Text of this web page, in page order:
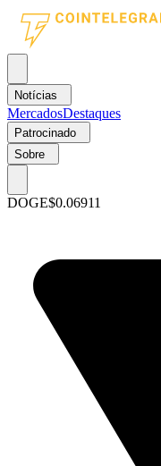
Notícias
MercadosDestaques
Patrocinado
Sobre
DOGE$0.06911